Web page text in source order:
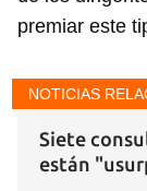
premiar este
NOTICIAS
Siete
están